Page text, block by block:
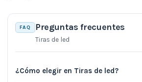
FAQ Preguntas frecuentes
Tiras de led
¿Cómo elegir en Tiras de led?